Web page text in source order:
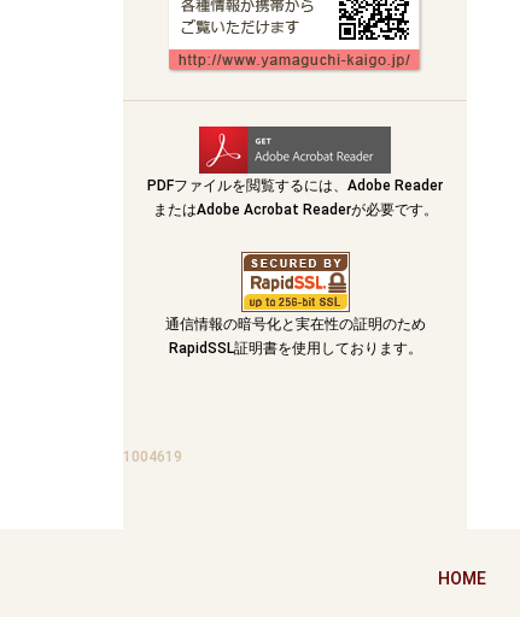
PDFファイルを閲覧するには、Adobe Reader
またはAdobe Acrobat Readerが必要です。
通信情報の暗号化と実在性の証明のため
RapidSSL証明書を使用しております。
1004619
HOME